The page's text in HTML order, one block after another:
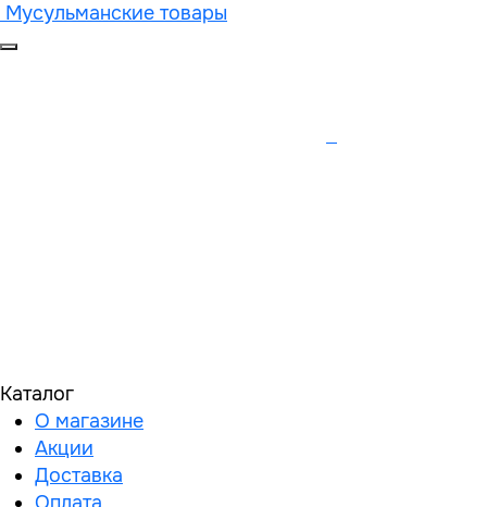
Мусульманские товары
Каталог
О магазине
Акции
Доставка